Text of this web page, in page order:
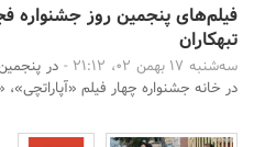
فیلم‌های پنجمین روز جشنواره
تبهکاران
سه‌شنبه 17 بهمن 02، 21:12 -
در
در خانه جشنواره چهار فیلم